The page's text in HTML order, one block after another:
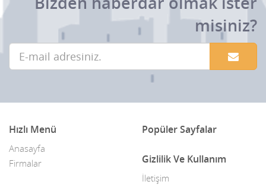
misiniz?
Hızlı Menü
Anasayfa
Firmalar
Popüler Sayfalar
Gizlilik Ve Kullanım
İletişim